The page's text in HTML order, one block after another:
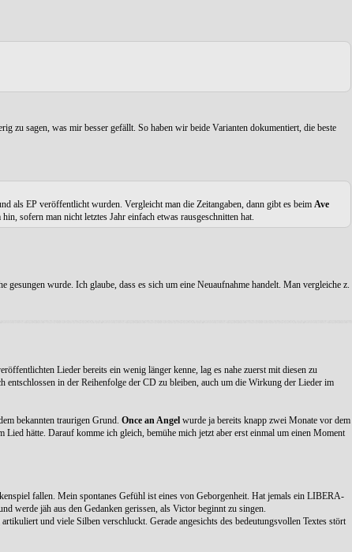
zu sagen, was mir besser gefällt. So haben wir beide Varianten dokumentiert, die beste
als EP veröffentlicht wurden. Vergleicht man die Zeitangaben, dann gibt es beim Ave
sofern man nicht letztes Jahr einfach etwas rausgeschnitten hat.
wurde. Ich glaube, dass es sich um eine Neuaufnahme handelt. Man vergleiche z.
Lieder bereits ein wenig länger kenne, lag es nahe zuerst mit diesen zu
entschlossen in der Reihenfolge der CD zu bleiben, auch um die Wirkung der Lieder im
bekannten traurigen Grund. Once an Angel wurde ja bereits knapp zwei Monate vor dem
hätte. Darauf komme ich gleich, bemühe mich jetzt aber erst einmal um einen Moment
fallen. Mein spontanes Gefühl ist eines von Geborgenheit. Hat jemals ein LIBERA-
werde jäh aus den Gedanken gerissen, als Victor beginnt zu singen.
und viele Silben verschluckt. Gerade angesichts des bedeutungsvollen Textes stört